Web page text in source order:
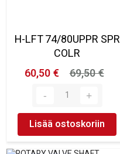
H-LFT 74/80UPPR SPR
COLR
60,50 €
69,50 €
Lisää ostoskoriin